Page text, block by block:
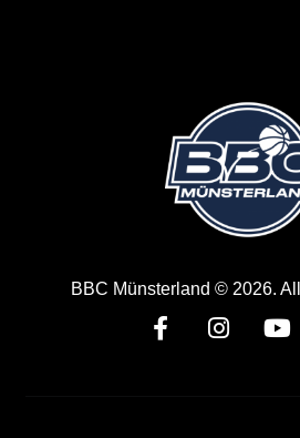
BBC Münsterland © 2026.